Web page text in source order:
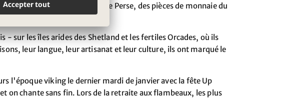
patrie avec de la soie de Perse, des pièces de monnaie du
sur les îles arides des Shetland et les fertiles Orcades, où ils
leur langue, leur artisanat et leur culture, ils ont marqué le
l'époque viking le dernier mardi de janvier avec la fête Up
on chante sans fin. Lors de la retraite aux flambeaux, les plus